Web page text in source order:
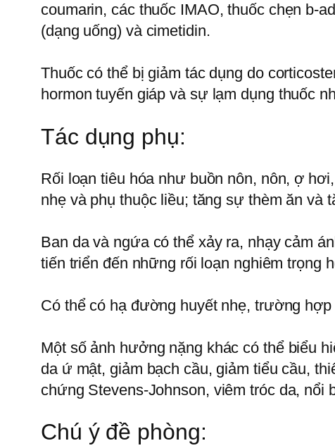
coumarin, các thuốc IMAO, thuốc chẹn b-
(dạng uống) và cimetidin.
Thuốc có thể bị giảm tác dụng do
hormon tuyến giáp và sự lạm dụng thuốc
Tác dụng phụ:
Rối loạn tiêu hóa như buồn nôn, nôn, ợ
nhẹ và phụ thuộc liều; tăng sự thèm ăn và
Ban da và ngứa có thể xảy ra, nhạy cảm
tiến triển đến những rối loạn nghiêm trọng
Có thể có hạ đường huyết nhẹ, trường
Một số ảnh hưởng nặng khác có thể biểu
da ứ mật, giảm bạch cầu, giảm tiểu cầu,
chứng Stevens-Johnson, viêm tróc da, nổi
Chú ý đề phòng: